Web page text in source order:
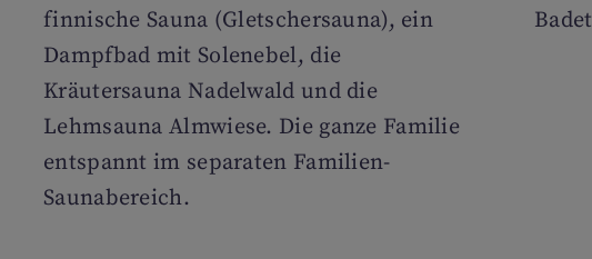
finnische Sauna (Gletschersauna), ein
Dampfbad mit Solenebel, die
Kräutersauna Nadelwald und die
Lehmsauna Almwiese. Die ganze Familie
entspannt im separaten Familien-
Saunabereich.